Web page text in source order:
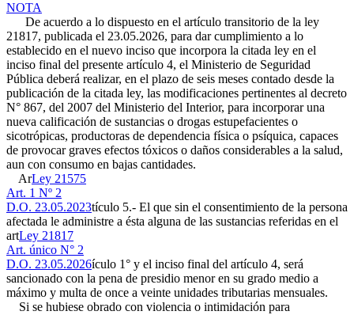
NOTA
De acuerdo a lo dispuesto en el artículo transitorio de la ley
21817, publicada el 23.05.2026, para dar cumplimiento a lo
establecido en el nuevo inciso que incorpora la citada ley en el
inciso final del presente artículo 4, el Ministerio de Seguridad
Pública deberá realizar, en el plazo de seis meses contado desde la
publicación de la citada ley, las modificaciones pertinentes al decreto
N° 867, del 2007 del Ministerio del Interior, para incorporar una
nueva calificación de sustancias o drogas estupefacientes o
sicotrópicas, productoras de dependencia física o psíquica, capaces
de provocar graves efectos tóxicos o daños considerables a la salud,
aun con consumo en bajas cantidades.
ArLey 21575
Art. 1 Nº 2
D.O. 23.05.2023tículo 5.- El que sin el consentimiento de la persona
afectada le administre a ésta alguna de las sustancias referidas en el
artLey 21817
Art. único N° 2
D.O. 23.05.2026ículo 1° y el inciso final del artículo 4, será
sancionado con la pena de presidio menor en su grado medio a
máximo y multa de once a veinte unidades tributarias mensuales.
Si se hubiese obrado con violencia o intimidación para